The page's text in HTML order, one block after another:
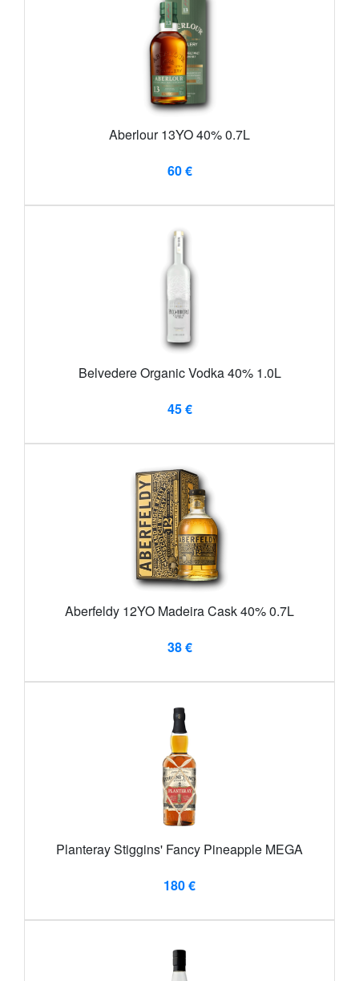
Aberlour 13YO 40% 0.7L
60 €
Belvedere Organic Vodka 40% 1.0L
45 €
Aberfeldy 12YO Madeira Cask 40% 0.7L
38 €
Planteray Stiggins' Fancy Pineapple MEGA
180 €